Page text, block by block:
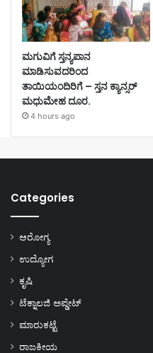
ಮಗುವಿಗೆ ಸ್ತನ್ಯಪಾನ
ಮಾಡಿಸುವದರಿಂದ
ತಾಯಿಯಂದಿರಿಗೆ – ಸ್ತನ ಕ್ಯಾನ್ಸರ್
ಮಧುಮೇಹ ದೂರ.
4 hours ago
Categories
ಆರೋಗ್ಯ
ಉದ್ಯೋಗ
ಕೃಷಿ
ಟೆಕ್ನಾಲಜಿ ಅಪ್ಡೇಟ್
ಮಾರುಕಟ್ಟೆ
ರಾಜಕೀಯ